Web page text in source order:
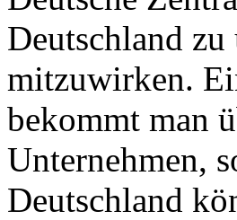
Deutschland
mitzuwirken.
bekommt man
Unternehmen,
Deutschland